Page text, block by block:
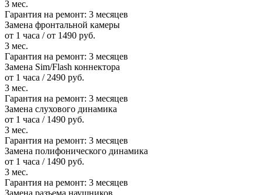
3 мес.
Гарантия на ремонт: 3 месяцев
Замена фронтальной камеры
от 1 часа / от 1490 руб.
3 мес.
Гарантия на ремонт: 3 месяцев
Замена Sim/Flash коннектора
от 1 часа / 2490 руб.
3 мес.
Гарантия на ремонт: 3 месяцев
Замена слухового динамика
от 1 часа / 1490 руб.
3 мес.
Гарантия на ремонт: 3 месяцев
Замена полифонического динамика
от 1 часа / 1490 руб.
3 мес.
Гарантия на ремонт: 3 месяцев
Замена разъема наушников